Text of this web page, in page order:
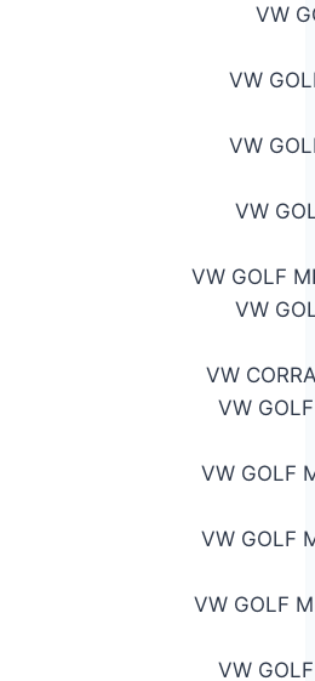
VW
VW
VW
VW
VW GOLF
VW
VW
VW
VW GOLF
VW GOLF
VW GOLF
VW